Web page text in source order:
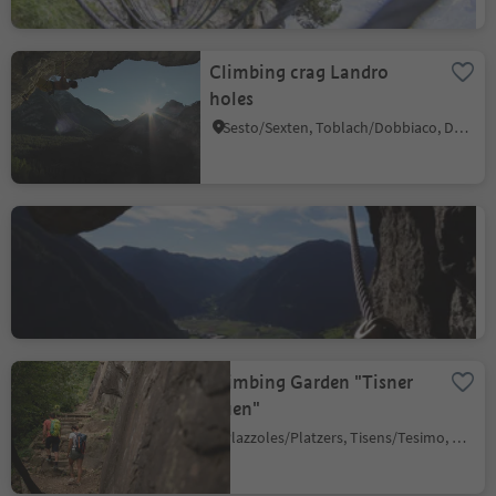
Climbing crag Landro
holes
Sesto/Sexten, Toblach/Dobbiaco, Dolomites Region 3 Zinnen
Via Ferrata Hans
Kammerlander
Climbing Garden "Tisner
Auen"
Plazzoles/Platzers, Tisens/Tesimo, Meran/Merano and environs